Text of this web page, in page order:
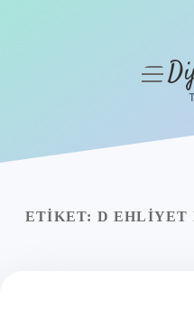
Yasal Uyarı
ETIKET: D EHLIYET